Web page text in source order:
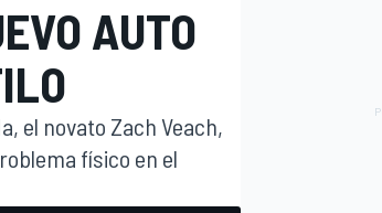
AUTO
el novato Zach Veach,
físico en el